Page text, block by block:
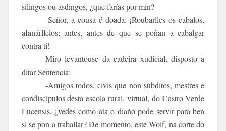
silingos ou asdingos, ¿que farías por min?
-Señor, a cousa é doada: ¡Roubarlles os cabalos,
afanárllelos; antes, antes de que se poñan a cabalgar
contra ti!
Miro levantouse da cadeira xudicial, disposto a
ditar Sentencia:
-Amigos todos,civis que non súbditos, mestres e
condiscípulos desta escola rural, virtual, do Castro Verde
Lucensis, ¿vedes como ata o diaño pode servir para ben
si se pon a traballar? De momento, este Wolf, na corte do